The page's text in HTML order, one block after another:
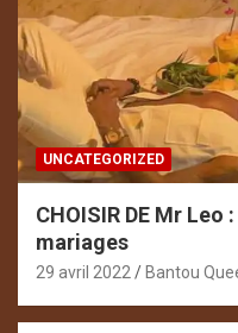
UNCATEGORIZED
CHOISIR DE Mr Leo
mariages
29 avril 2022 Bantou